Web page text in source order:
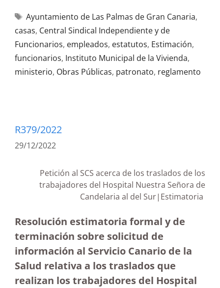
Ayuntamiento de Las Palmas de Gran Canaria,
casas, Central Sindical Independiente y de
Funcionarios, empleados, estatutos, Estimación,
funcionarios, Instituto Municipal de la Vivienda,
ministerio, Obras Públicas, patronato, reglamento
R379/2022
29/12/2022
Petición al SCS acerca de los traslados de los
trabajadores del Hospital Nuestra Señora de
Candelaria al del Sur|Estimatoria
Resolución estimatoria formal y de
terminación sobre solicitud de
información al Servicio Canario de la
Salud relativa a los traslados que
realizan los trabajadores del Hospital